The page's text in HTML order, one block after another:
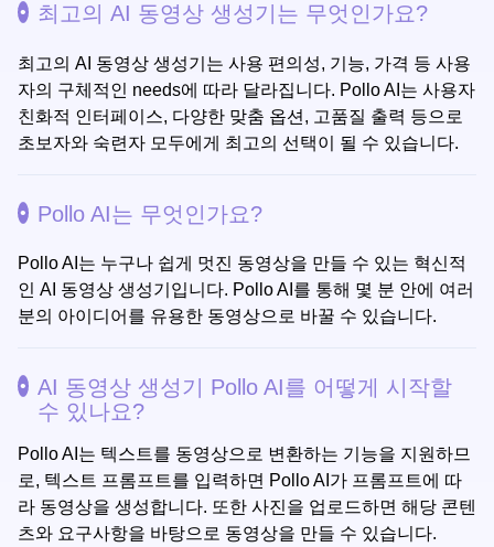
최고의 AI 동영상 생성기는 무엇인가요?
최고의 AI 동영상 생성기는 사용 편의성, 기능, 가격 등 사용
자의 구체적인 needs에 따라 달라집니다. Pollo AI는 사용자
친화적 인터페이스, 다양한 맞춤 옵션, 고품질 출력 등으로
초보자와 숙련자 모두에게 최고의 선택이 될 수 있습니다.
Pollo AI는 무엇인가요?
Pollo AI는 누구나 쉽게 멋진 동영상을 만들 수 있는 혁신적
인 AI 동영상 생성기입니다. Pollo AI를 통해 몇 분 안에 여러
분의 아이디어를 유용한 동영상으로 바꿀 수 있습니다.
AI 동영상 생성기 Pollo AI를 어떻게 시작할
수 있나요?
Pollo AI는 텍스트를 동영상으로 변환하는 기능을 지원하므
로, 텍스트 프롬프트를 입력하면 Pollo AI가 프롬프트에 따
라 동영상을 생성합니다. 또한 사진을 업로드하면 해당 콘텐
츠와 요구사항을 바탕으로 동영상을 만들 수 있습니다.